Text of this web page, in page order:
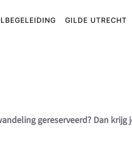
GILDE UTRECHT
gereserveerd? Dan krijg